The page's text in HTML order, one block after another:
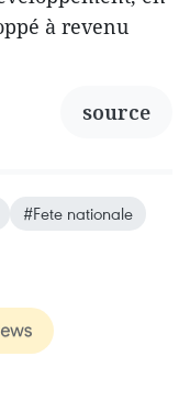
à revenu
source
#Fete nationale